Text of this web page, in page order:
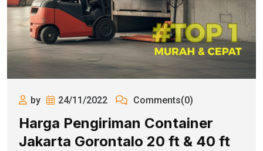
by 24/11/2022 Comments(0)
Harga Pengiriman Container
Jakarta Gorontalo 20 ft & 40 ft